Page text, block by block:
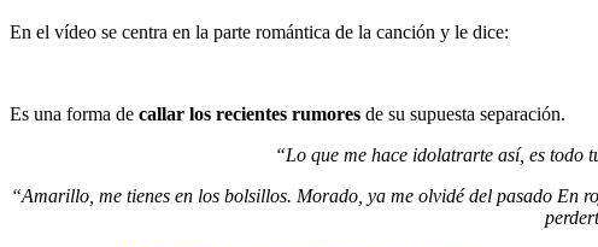
En el vídeo se centra en la parte romántica de la canción y le dice:
Es una forma de callar los recientes rumores de su supuesta separación.
“Lo que me hace idolatrarte así, es todo
“Amarillo, me tienes en los bolsillos. Morado, ya me olvidé del pasado En